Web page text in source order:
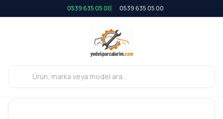
0539 635 05 00 0539 635 05 00